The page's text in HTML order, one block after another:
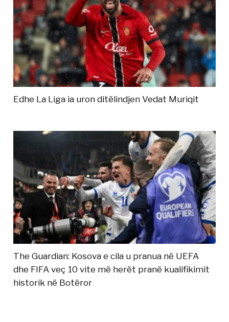
Edhe La Liga ia uron ditëlindjen Vedat Muriqit
The Guardian: Kosova e cila u pranua në UEFA
dhe FIFA veç 10 vite më herët pranë kualifikimit
historik në Botëror